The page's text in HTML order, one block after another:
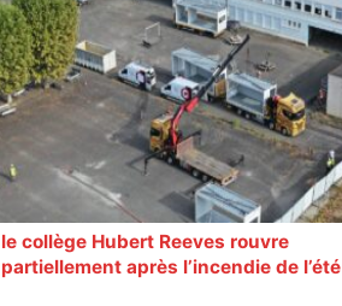
Près de Toulouse : dans cette zone
économique, un axe majeur va être
fermé en fin de soirée, voici les
déviations – Actu.fr
le collège Hubert Reeves rouvre
partiellement après l’incendie de l’été